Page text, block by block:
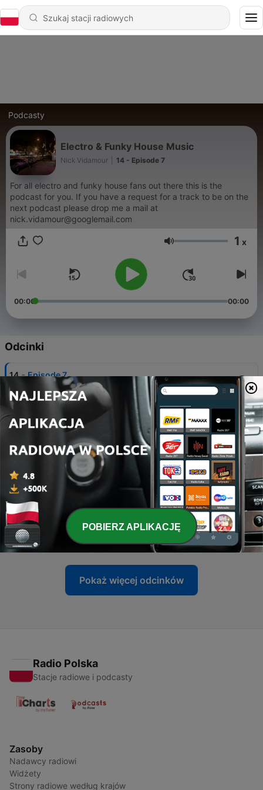
Podcasty
Electro & Funky House Music
Nick Vidamour 14 - Episode 7
For all electro and funky house fans out there this is the
podcast for you. If you have a request for a track to be on the
next podcast please drop me a mail at
nick.vidamour@googlemail.com
Głośność 1 x
00:00 00:00
Odcinki
14 - Episode 7
13 wrz 2009
13
22 cze 2009
12 - A little Winter Warmer
11 - Winter Mix 2008
13 gru 2008
10 - Give It To Me - Autumn '08
26 paź 2008
Pokaż więcej odcinków
Radio Polska
Stacje radiowe i podcasty
Zasoby
Nadawcy radiowi
Widżety
Strony radiowe według krajów
POBIERZ APLIKACJĘ